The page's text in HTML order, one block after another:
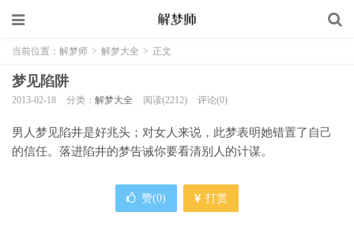
当前位置： 解梦师 > 解梦大全 > 正文
梦见陷阱
2013-02-18 分类： 解梦大全 阅读(2212) 评论(0)
男人梦见陷井是好兆头；对女人来说，此梦表明她错置了自己
的信任。落进陷井的梦告诫你要看清别人的计谋。
赞(0) 打赏